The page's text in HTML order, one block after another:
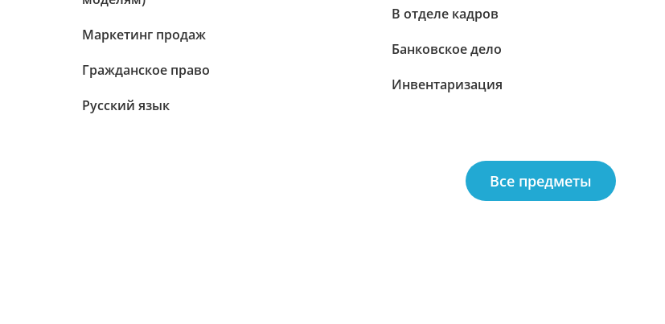
Маркетинг продаж
Гражданское право
Русский язык
В отделе кадров
Банковское дело
Инвентаризация
Все предметы